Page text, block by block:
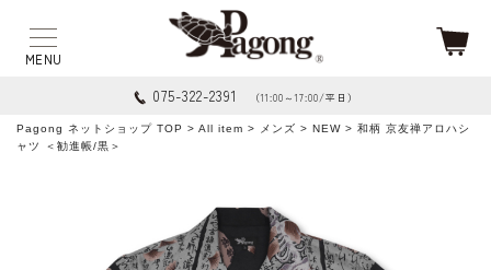
075-322-2391 （11:00～17:00/平日）
Pagong ネットショップ TOP > All item > メンズ > NEW > 和柄 京友禅アロハシ
ャツ ＜勧進帳/黒＞